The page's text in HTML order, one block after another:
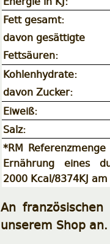
Fett gesamt:
davon gesättigte
Fettsäuren:
Kohlenhydrate:
davon Zucker:
Eiweiß:
Salz:
*RM
Ernährung eines
2000 Kcal/8374KJ am
An
unserem Shop an.